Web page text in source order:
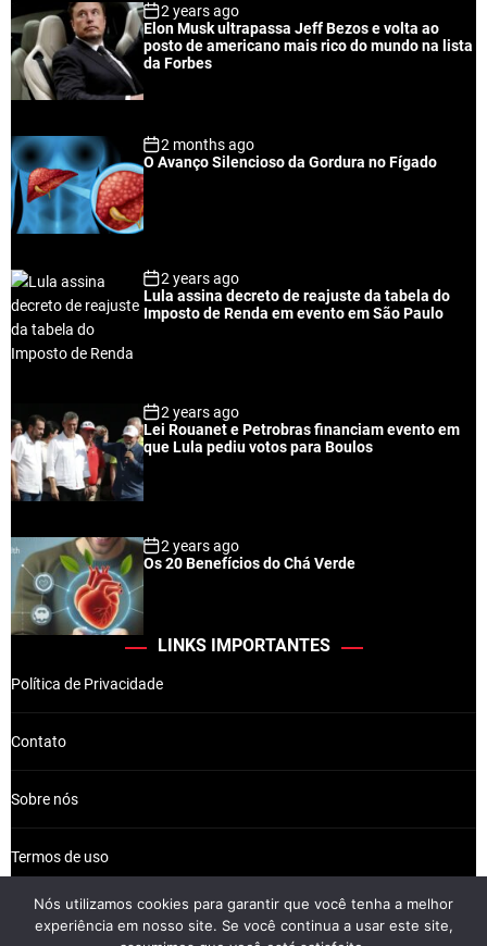
u
a
r
e
n
t
e
e
2 years ago
Elon Musk ultrapassa Jeff Bezos e volta ao
posto de americano mais rico do mundo na lista
da Forbes
2 months ago
O Avanço Silencioso da Gordura no Fígado
2 years ago
Lula assina decreto de reajuste da tabela do
Imposto de Renda em evento em São Paulo
2 years ago
Lei Rouanet e Petrobras financiam evento em
que Lula pediu votos para Boulos
2 years ago
Os 20 Benefícios do Chá Verde
LINKS IMPORTANTES
Política de Privacidade
Contato
Sobre nós
Termos de uso
Nós utilizamos cookies para garantir que você tenha a melhor
experiência em nosso site. Se você continua a usar este site,